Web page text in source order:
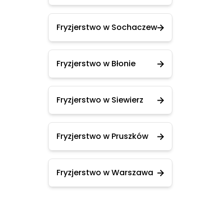
Fryzjerstwo w Sochaczew
Fryzjerstwo w Błonie
Fryzjerstwo w Siewierz
Fryzjerstwo w Pruszków
Fryzjerstwo w Warszawa